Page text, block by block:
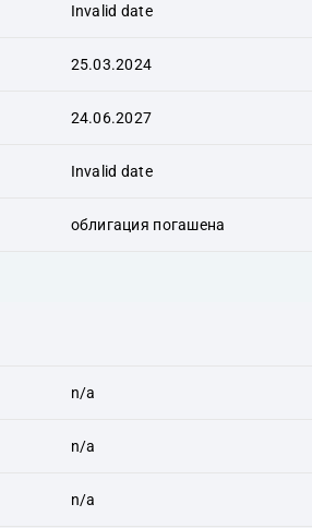
Invalid date
25.03.2024
24.06.2027
Invalid date
облигация погашена
n/a
n/a
n/a